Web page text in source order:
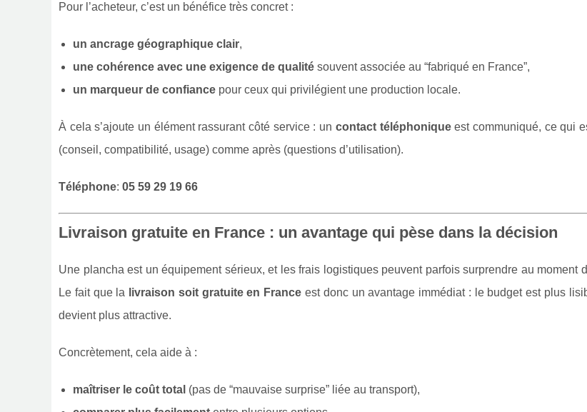
Pour l’acheteur, c’est un bénéfice très concret :
un ancrage géographique clair,
une cohérence avec une exigence de qualité souvent associée au “fabriqué en France”,
un marqueur de confiance pour ceux qui privilégient une production locale.
À cela s’ajoute un élément rassurant côté service : un contact téléphoniqueest communiqué, ce qui
(conseil, compatibilité, usage) comme après (questions d’utilisation).
Téléphone: 05 59 29 19 66
Livraison gratuite en France : un avantage qui pèse dans la décision
Une plancha est un équipement sérieux, et les frais logistiques peuvent parfois surprendre au moment
Le fait que la
livraison soit gratuite en France est donc un avantage immédiat : le budget est plus
devient plus attractive.
Concrètement, cela aide à :
maîtriser le coût total (pas de “mauvaise surprise” liée au transport),